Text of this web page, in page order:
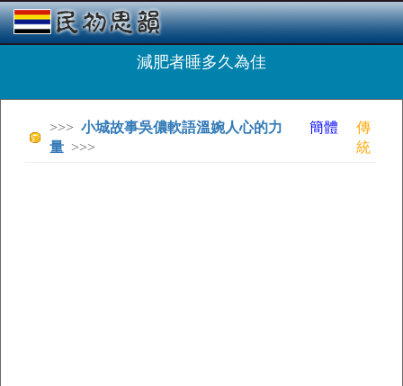
減肥者睡多久為佳
>>> 小城故事吳儂軟語溫婉人心的力
量 >>>
簡體
傳
統